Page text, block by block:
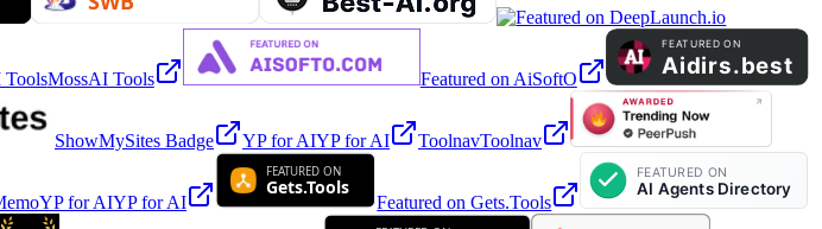
ToolsMossAI Tools Featured on AiSoftO
ShowMySites Badge YP for AIYP for AI ToolnavToolnav
YP for AIYP for AI Featured on Gets.Tools